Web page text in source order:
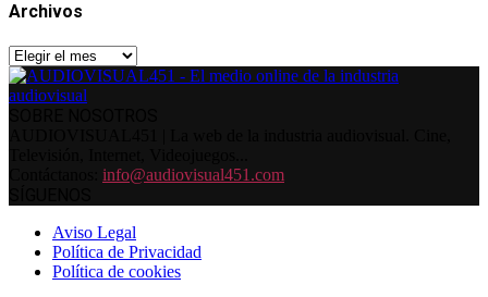
Archivos
Archivos
info@audiovisual451.com
Aviso Legal
Política de Privacidad
Política de cookies